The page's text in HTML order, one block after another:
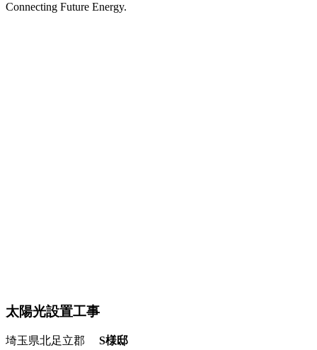
Connecting Future Energy.
太陽光設置工事
埼玉県北足立郡 S様邸